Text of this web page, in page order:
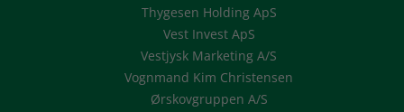
Thygesen Holding ApS
Vest Invest ApS
Vestjysk Marketing A/S
Vognmand Kim Christensen
Ørskovgruppen A/S